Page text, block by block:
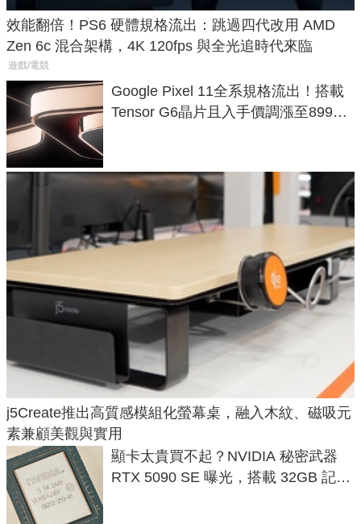
效能翻倍！PS6 硬體規格流出：跳過四代改用 AMD
Zen 6c 混合架構，4K 120fps 與全光追時代來臨
遊戲/電競
Google Pixel 11全系規格流出！搭載
Tensor G6晶片且入手價調漲至899美
j5Create推出高質感模組化螢幕桌，融入木紋、磁吸元
素兼顧美觀與實用
顯卡太貴買不起？NVIDIA 秘密武器
RTX 5090 SE 曝光，搭載 32GB 記憶